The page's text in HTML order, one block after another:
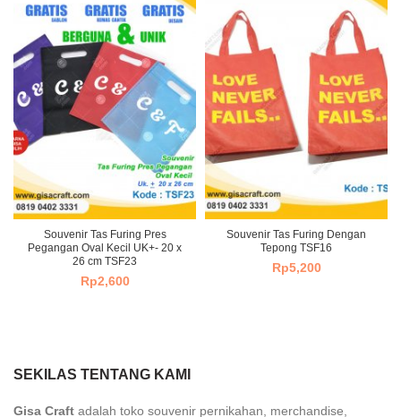
Souvenir Tas Furing Pres
Pegangan Oval Kecil UK+- 20 x
26 cm TSF23
Rp2,600
Souvenir Tas Furing Dengan
Tepong TSF16
Rp5,200
SEKILAS TENTANG KAMI
Gisa Craft adalah toko souvenir pernikahan, merchandise,